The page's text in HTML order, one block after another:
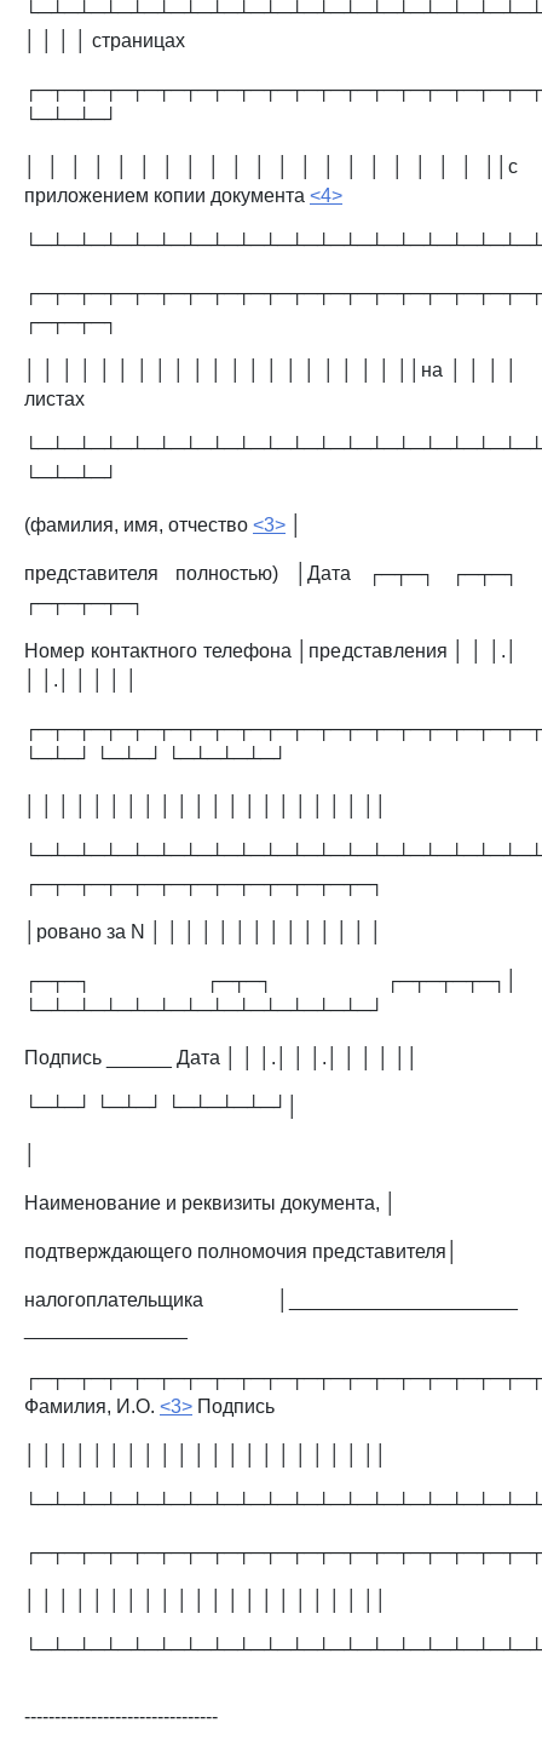
│ │ │ │ страницах
└─┴─┴─┘
│ │ │ │ │ │ │ │ │ │ │ │ │ │ │ │ │ │ │ │ ││с
приложением копии документа <4>
┌─┬─┬─┐
│ │ │ │ │ │ │ │ │ │ │ │ │ │ │ │ │ │ │ │ ││на │ │ │ │
листах
└─┴─┴─┘
(фамилия, имя, отчество <3>
представителя полностью) │Дата ┌─┬─┐ ┌─┬─┐
┌─┬─┬─┬─┐
Номер контактного телефона │представления │ │ │.│
│ │.│ │ │ │ │
└─┴─┘ └─┴─┘ └─┴─┴─┴─┘
┌─┬─┬─┬─┬─┬─┬─┬─┬─┬─┬─┬─┬─┐
│ровано за N │ │ │ │ │ │ │ │ │ │ │ │ │ │
┌─┬─┐ ┌─┬─┐ ┌─┬─┬─┬─┐│
└─┴─┴─┴─┴─┴─┴─┴─┴─┴─┴─┴─┴─┘
Подпись ______ Дата │ │ │.│ │ │.│ │ │ │ ││
└─┴─┘ └─┴─┘ └─┴─┴─┴─┘│
Наименование и реквизиты документа, │
подтверждающего полномочия представителя│
налогоплательщика │_____________________
Фамилия, И.О. <3> Подпись
--------------------------------